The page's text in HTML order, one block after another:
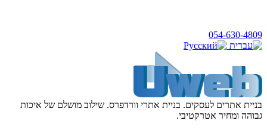
054-630-4809
בניית אתרים לעסקים. בניית אתרי וורדפרס. שילוב מושלם של איכות
גבוהה ומחיר אטרקטיבי.